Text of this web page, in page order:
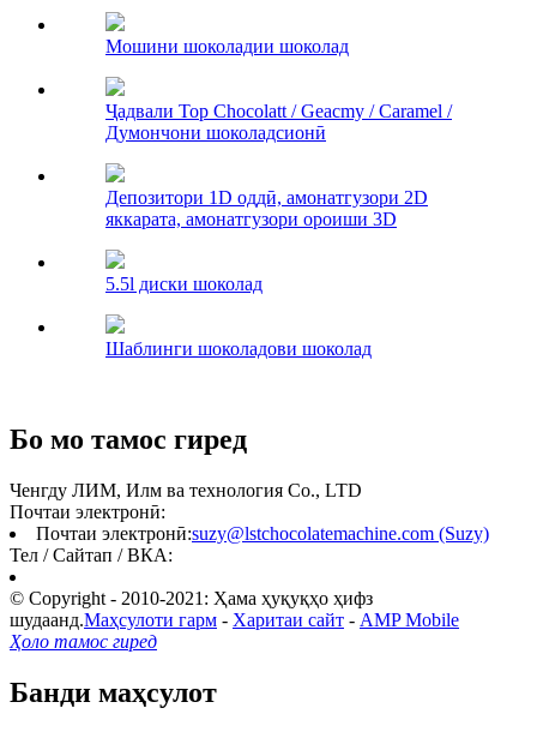
Мошини шоколадии шоколад
Ҷадвали Top Chocolatt / Geacmy / Caramel /
Думончони шоколадсионӣ
Депозитори 1D оддӣ, амонатгузори 2D
яккарата, амонатгузори ороиши 3D
5.5l диски шоколад
Шаблинги шоколадови шоколад
Бо мо тамос гиред
Ченгду ЛИМ, Илм ва технология Co., LTD
Почтаи электронӣ:
Почтаи электронӣ:suzy@lstchocolatemachine.com (Suzy)
Тел / Сайтап / ВКА:
© Copyright - 2010-2021: Ҳама ҳуқуқҳо ҳифз
шудаанд.Маҳсулоти гарм - Харитаи сайт - AMP Mobile
Ҳоло тамос гиред
Банди маҳсулот